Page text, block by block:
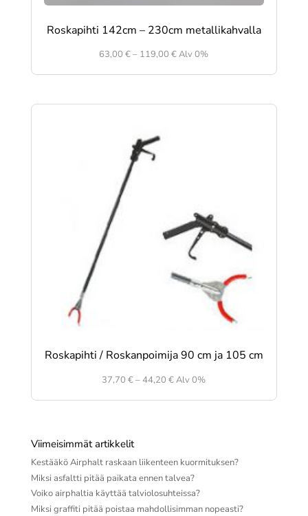
Roskapihti 142cm – 230cm metallikahvalla
63,00€– 119,00€Hintaluokka:
Alv 0%
Roskapihti / Roskanpoimija 90 cm ja 105 cm
37,70€–44,20€Hintaluokka:
Alv 0%
Viimeisimmät artikkelit
Kestääkö Airphalt raskaan liikenteen kuormituksen?
Miksi asfaltti pitää paikata ennen talvea?
Voiko airphaltia käyttää talviolosuhteissa?
Miksi graffiti pitää poistaa mahdollisimman nopeasti?